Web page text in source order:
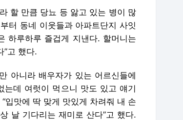
할 만큼 당뇨 등 앓고 있는 병이 많
터 동네 이웃들과 아파트단지 사잇
하루하루 즐겁게 지낸다. 할머니는
”고 했다.
아니라 배우자가 있는 어르신들에
는데 여럿이 먹으니 맛도 있고 얘기
입맛에 딱 맞게 맛있게 차려줘 내 손
날 기다리는 재미로 산다”고 했다.